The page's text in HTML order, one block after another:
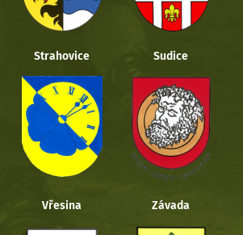
Strahovice Sudice
Vřesina Závada